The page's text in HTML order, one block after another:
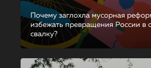
Почему заглохла мусорная
избежать превращения России в
свалку?